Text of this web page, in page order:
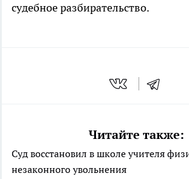
судебное разбирательство.
Читайте также:
Суд восстановил в школе учителя
незаконного увольнения